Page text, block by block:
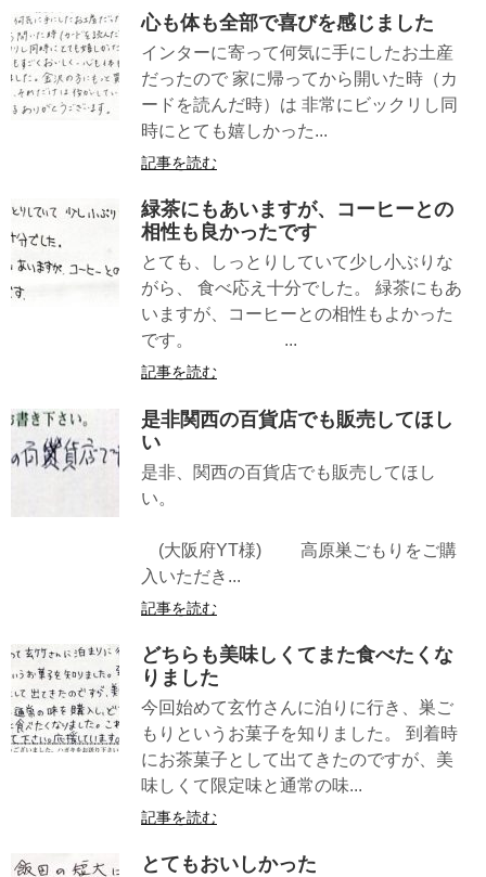
心も体も全部で喜びを感じました
インターに寄って何気に手にしたお土産
だったので 家に帰ってから開いた時（カ
ードを読んだ時）は 非常にビックリし同
時にとても嬉しかった...
記事を読む
緑茶にもあいますが、コーヒーとの
相性も良かったです
とても、しっとりしていて少し小ぶりな
がら、 食べ応え十分でした。 緑茶にもあ
いますが、コーヒーとの相性もよかった
です。 ...
記事を読む
是非関西の百貨店でも販売してほし
い
是非、関西の百貨店でも販売してほし
い。
(大阪府YT様) 高原巣ごもりをご購
入いただき...
記事を読む
どちらも美味しくてまた食べたくな
りました
今回始めて玄竹さんに泊りに行き、巣ご
もりというお菓子を知りました。 到着時
にお茶菓子として出てきたのですが、美
味しくて限定味と通常の味...
記事を読む
とてもおいしかった